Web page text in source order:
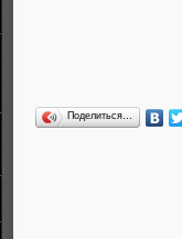
Поделиться…